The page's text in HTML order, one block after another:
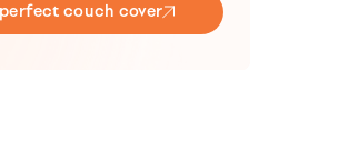
couch cover